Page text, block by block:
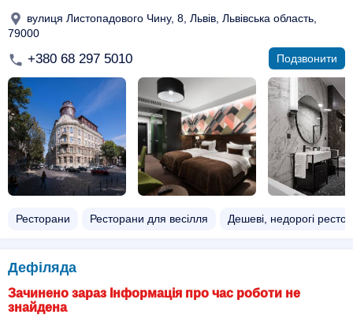
вулиця Листопадового Чину, 8, Львів, Львівська область,
79000
+380 68 297 5010 Подзвонити
Ресторани Ресторани для весілля Дешеві, недорогі
Дефіляда
Зачинено зараз Інформація про час роботи не
знайдена